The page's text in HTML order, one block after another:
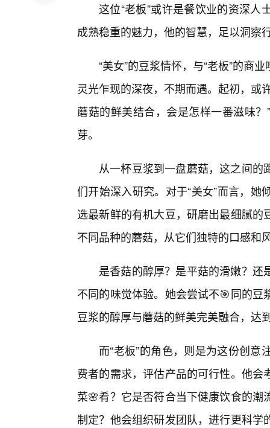
这位“老板”或许是餐饮业的资深
成熟稳重的魅力，他的智慧，足以洞察
“美女”的豆浆情怀，与“老板”的商
灵光乍现的深夜，不期而遇。起初，或
蘑菇的鲜美结合，会是怎样一番滋味
芽。
从一杯豆浆到一盘蘑菇，这之间
们开始深入研究。对于“美女”而言，
选最新鲜的有机大豆，研磨出最细腻
不同品种的蘑菇，从它们独特的口感和
是香菇的醇厚？是平菇的滑嫩？
不同的味觉体验。她会尝试不🎯同的
豆浆的醇厚与蘑菇的鲜美完美融合，达
而“老板”的角色，则是为这份创
费者的需求，评估产品的可行性。他
菜🌸肴？它是否符合当下健康饮食的
制定？他会组织研发团队，进行更科